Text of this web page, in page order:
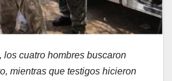
los cuatro hombres buscaron
mientras que testigos hicieron